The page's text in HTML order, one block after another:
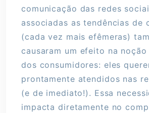
comunicação das redes
associadas as tendências de
(cada vez mais efêmeras)
causaram um efeito na
dos consumidores: eles
prontamente atendidos nas
(e de imediato!). Essa
impacta diretamente no